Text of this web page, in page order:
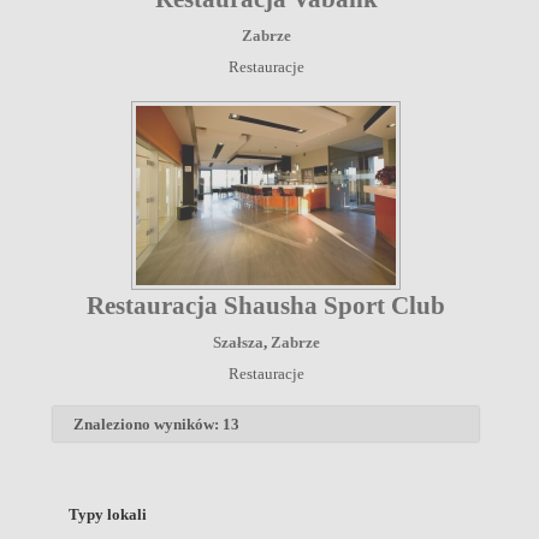
Zabrze
Restauracje
Restauracja Shausha Sport Club
Szałsza, Zabrze
Restauracje
Znaleziono wyników: 13
Typy lokali